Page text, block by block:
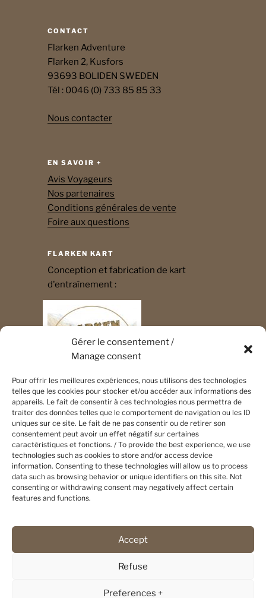
Gérer le consentement /
Manage consent
Pour offrir les meilleures expériences, nous utilisons des technologies
telles que les cookies pour stocker et/ou accéder aux informations des
appareils. Le fait de consentir à ces technologies nous permettra de
traiter des données telles que le comportement de navigation ou les ID
uniques sur ce site. Le fait de ne pas consentir ou de retirer son
consentement peut avoir un effet négatif sur certaines
caractéristiques et fonctions. / To provide the best experience, we use
technologies such as cookies to store and/or access device
information. Consenting to these technologies will allow us to process
data such as browsing behavior or unique identifiers on this site. Not
consenting or withdrawing consent may negatively affect certain
features and functions.
Accept
Refuse
Preferences +
CONTACT
Flarken Adventure
Flarken 2, Kusfors
93693 BOLIDEN SWEDEN
Tél : 0046 (0) 733 85 85 33
Nous contacter
EN SAVOIR +
Avis Voyageurs
Nos partenaires
Conditions générales de vente
Foire aux questions
FLARKEN KART
Conception et fabrication de kart
d'entraînement :
Politique de cookies
Mentions légales
Politique de confidentialité
© Flarken Adventure – 2025 – Tous droits réservés –c3c